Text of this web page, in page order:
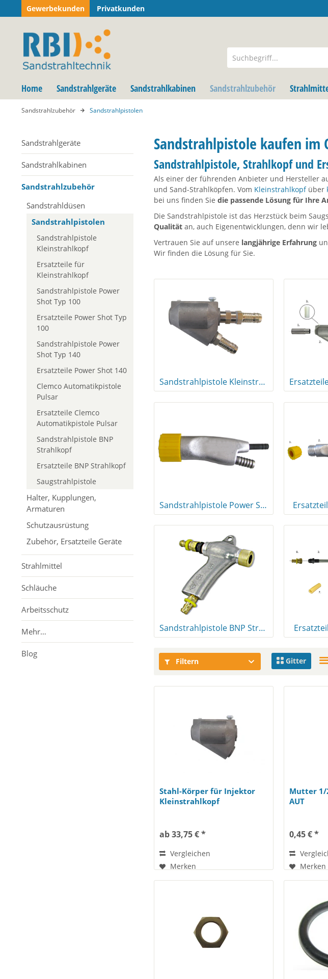
Gewerbekunden Privatkunden
Home Sandstrahlgeräte Sandstrahlkabinen Sandstrahlzubehör
Sandstrahlzubehör Sandstrahlpistolen
Sandstrahlgeräte
Sandstrahlkabinen
Sandstrahlzubehör
Sandstrahldüsen
Sandstrahlpistolen
Sandstrahlpistole
Kleinstrahlkopf
Ersatzteile für
Kleinstrahlkopf
Sandstrahlpistole Power
Shot Typ 100
Ersatzteile Power Shot Typ
100
Sandstrahlpistole Power
Shot Typ 140
Ersatzteile Power Shot 140
Clemco Automatikpistole
Pulsar
Ersatzteile Clemco
Automatikpistole Pulsar
Sandstrahlpistole BNP
Strahlkopf
Ersatzteile BNP Strahlkopf
Saugstrahlpistole
Halter, Kupplungen,
Armaturen
Schutzausrüstung
Zubehör, Ersatzteile Geräte
Strahlmittel
Schläuche
Arbeitsschutz
Mehr…
Blog
Sandstrahlpistole kaufen im
Sandstrahlpistole, Strahlkopf und
Als einer der führenden Anbieter und Hersteller
und Sand-Strahlköpfen. Vom Kleinstrahlkopfüber
bei uns finden Sie die passende Lösung für Ihre
Die Sandstrahlpistole ist das Herzstück beim
Qualität an, auch Eigenentwicklungen, denn wir
Vertrauen Sie auf unsere langjährige Erfahrung
Wir finden die Lösung für Sie.
Sandstrahlpistole Kleinstrahlkopf
Sandstrahlpistole Power Shot Typ 140
Sandstrahlpistole BNP Strahlkopf
Filtern Gitter
Stahl-Körper für Injektor
Kleinstrahlkopf
ab 33,75 € *
Vergleichen
Merken
Mutter 1/
AUT
0,45 € *
Merken